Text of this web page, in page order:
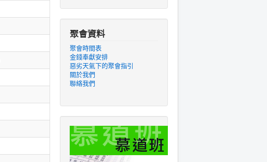
聚會資料
聚會時間表
金錢奉獻安排
惡劣天氣下的聚會指引
關於我們
聯絡我們